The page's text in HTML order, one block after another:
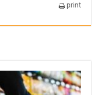
print